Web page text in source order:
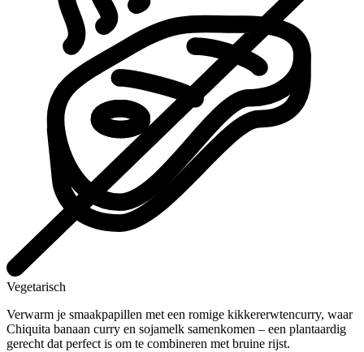
Vegetarisch
Verwarm je smaakpapillen met een romige kikkererwtencurry, waar
Chiquita banaan curry en sojamelk samenkomen – een plantaardig
gerecht dat perfect is om te combineren met bruine rijst.